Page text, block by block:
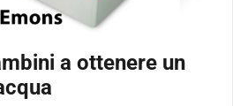
a ottenere un